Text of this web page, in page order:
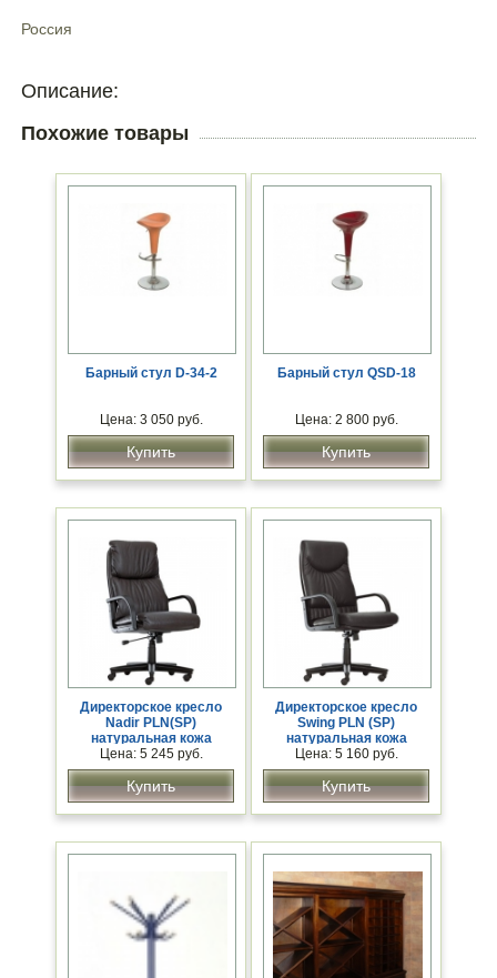
Россия
Описание:
Похожие товары
Барный стул D-34-2
Цена: 3 050 руб.
Купить
Барный стул QSD-18
Цена: 2 800 руб.
Купить
Директорское кресло
Nadir PLN(SP)
натуральная кожа
Цена: 5 245 руб.
Купить
Директорское кресло
Swing PLN (SP)
натуральная кожа
Цена: 5 160 руб.
Купить